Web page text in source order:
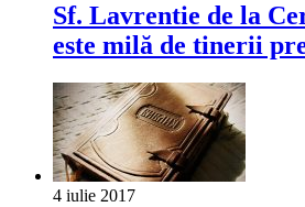
Sf. Lavrentie de la
este milă de tinerii
4 iulie 2017